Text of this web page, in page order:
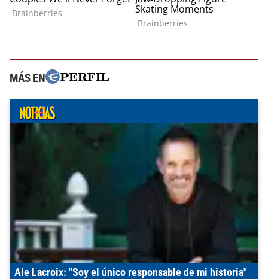
MÁS EN
Ale Lacroix: "Soy el único responsable de mi historia"